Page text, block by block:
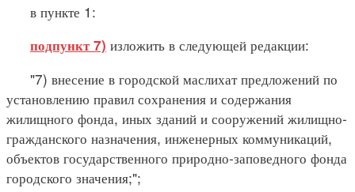
в пункте 1:
подпункт 7) изложить в следующей редакции:
"7) внесение в городской маслихат предложений по
установлению правил сохранения и содержания
жилищного фонда, иных зданий и сооружений жилищно-
гражданского назначения, инженерных коммуникаций,
объектов государственного природно-заповедного фонда
городского значения;";